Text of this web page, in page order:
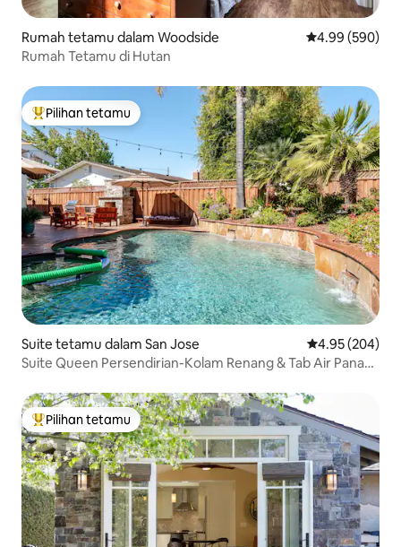
Rumah tetamu dalam Woodside Penarafan
4.99 (590)
Rumah Tetamu di Hutan
Pilihan utama tetamu
Pilihan tetamu
Suite tetamu dalam San Jose Penarafan
4.95 (204)
Suite Queen Persendirian-Kolam Renang & Tab Air Panas,
Pilihan utama tetamu
Pilihan tetamu